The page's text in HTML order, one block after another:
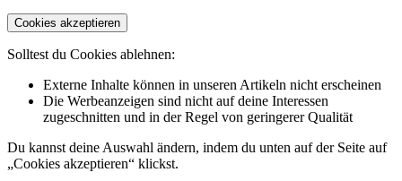
Cookies akzeptieren
Solltest du Cookies ablehnen:
Externe Inhalte können in unseren Artikeln nicht erscheinen
Die Werbeanzeigen sind nicht auf deine Interessen
zugeschnitten und in der Regel von geringerer Qualität
Du kannst deine Auswahl ändern, indem du unten auf der Seite auf
„Cookies akzeptieren“ klickst.